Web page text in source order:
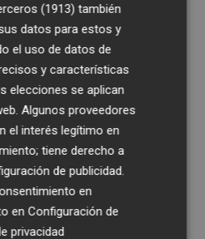
o lo popular que
se va a la calle. Incluso
critica al club
ser claros y tener la
DEFENDIERON A
tener las
(1913) también
datos para estos y
el uso de datos de
y características
elecciones se aplican
Algunos proveedores
el interés legítimo en
tiene derecho a
de publicidad
en
enConfiguración de
privacidad